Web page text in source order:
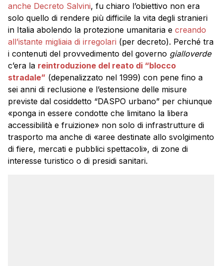
anche Decreto Salvini, fu chiaro l’obiettivo non era
solo quello di rendere più difficile la vita degli stranieri
in Italia abolendo la protezione umanitaria e creando
all’istante migliaia di irregolari (per decreto). Perché tra
i contenuti del provvedimento del governo gialloverde
c’era la reintroduzione del reato di “blocco
stradale” (depenalizzato nel 1999) con pene fino a
sei anni di reclusione e l’estensione delle misure
previste dal cosiddetto “DASPO urbano” per chiunque
«ponga in essere condotte che limitano la libera
accessibilità e fruizione» non solo di infrastrutture di
trasporto ma anche di «aree destinate allo svolgimento
di fiere, mercati e pubblici spettacoli», di zone di
interesse turistico o di presidi sanitari.